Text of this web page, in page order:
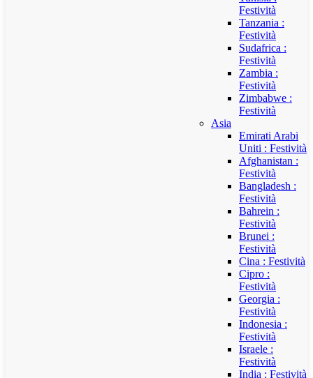
Festività
Tanzania :
Festività
Sudafrica :
Festività
Zambia :
Festività
Zimbabwe :
Festività
Asia
Emirati Arabi
Uniti : Festività
Afghanistan :
Festività
Bangladesh :
Festività
Bahrein :
Festività
Brunei :
Festività
Cina : Festività
Cipro :
Festività
Georgia :
Festività
Indonesia :
Festività
Israele :
Festività
India : Festività